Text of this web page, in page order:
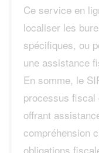
Ce service en
localiser les
spécifiques, ou
une assistance
En somme, le
processus fiscal
offrant
compréhension
obligations